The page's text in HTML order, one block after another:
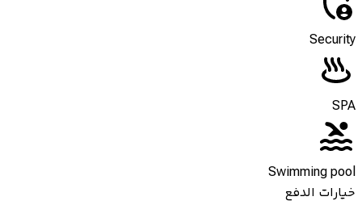
Security
SPA
Swimming pool
خيارات الدفع